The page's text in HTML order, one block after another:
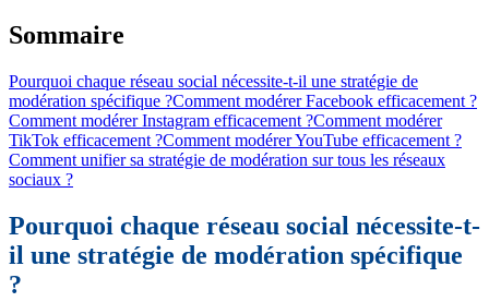
Sommaire
Pourquoi chaque réseau social nécessite-t-il une stratégie de
modération spécifique ?Comment modérer Facebook efficacement ?
Comment modérer Instagram efficacement ?Comment modérer
TikTok efficacement ?Comment modérer YouTube efficacement ?
Comment unifier sa stratégie de modération sur tous les réseaux
sociaux ?
Pourquoi chaque réseau social nécessite-t-
il une stratégie de modération spécifique
?